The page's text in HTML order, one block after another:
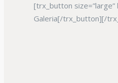
[trx_button
Galeria[/trx_button][/